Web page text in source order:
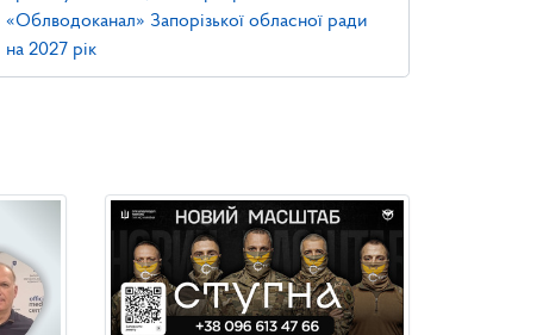
«Облводоканал» Запорізької обласної ради
на 2027 рік